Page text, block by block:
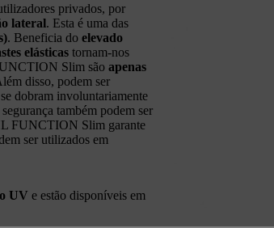
privados, por
lateral. Esta é uma das
. Beneficia do elevado
elásticas tornam-nos
Slim são apenas
disso, podem ser
dobram involuntariamente
também podem ser
FUNCTION Slim garante
ser utilizados em
UV e estão disponíveis em